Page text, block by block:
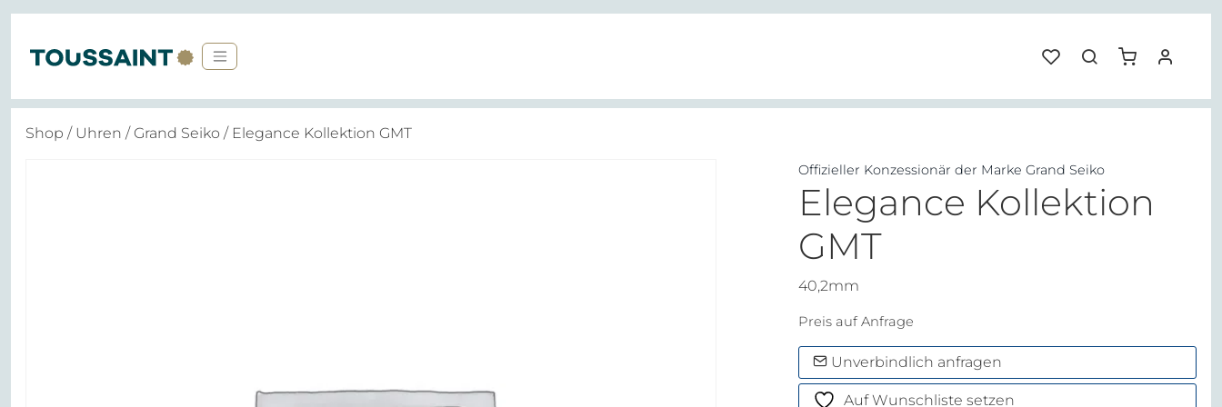
Shop / Uhren / Grand Seiko / Elegance Kollektion GMT
Offizieller Konzessionär der Marke Grand Seiko
Elegance Kollektion
GMT
40,2mm
Preis auf Anfrage
Unverbindlich anfragen
Auf Wunschliste setzen